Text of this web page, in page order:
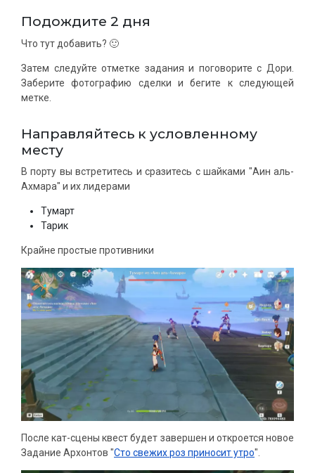
Подождите 2 дня
Что тут добавить? 🙂
Затем следуйте отметке задания и поговорите с Дори.
Заберите фотографию сделки и бегите к следующей
метке.
Направляйтесь к условленному
месту
В порту вы встретитесь и сразитесь с шайками "Аин аль-
Ахмара" и их лидерами
Тумарт
Тарик
Крайне простые противники
После кат-сцены квест будет завершен и откроется новое
Задание Архонтов "Сто свежих роз приносит утро".